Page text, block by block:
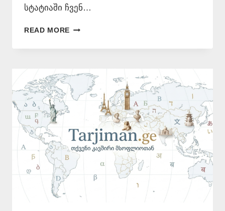
სტატიაში ჩვენ…
READ MORE ᲜᲝᲢᲐᲠᲘᲣᲚᲘ
ᲠᲝᲓᲘᲡ
ᲠᲔᲐᲚᲣᲠᲐᲓ?